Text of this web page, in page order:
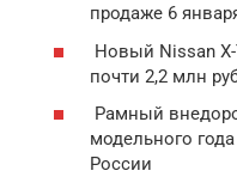
продаже 6
Новый Nissan X-
почти 2,2 млн
Рамный
модельного
России